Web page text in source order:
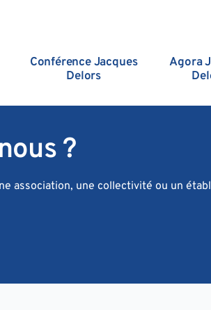
Conférence Jacques
Delors
Agora
?
association, une collectivité ou un